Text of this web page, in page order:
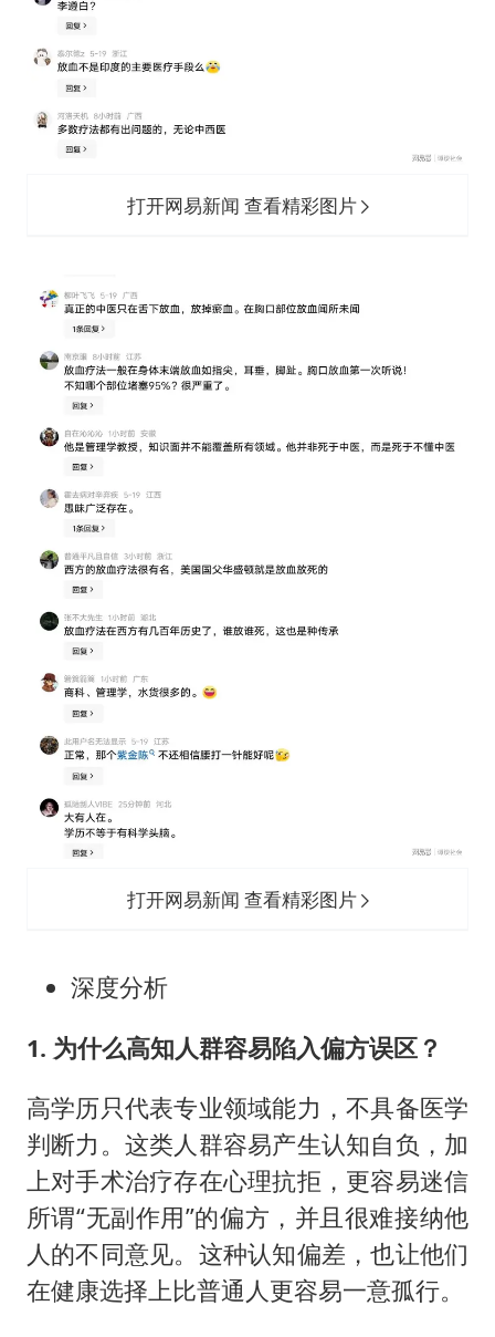
打开网易新闻 查看精彩图片
打开网易新闻 查看精彩图片
深度分析
1. 为什么高知人群容易陷入偏方误区？
高学历只代表专业领域能力，不具备医学
判断力。这类人群容易产生认知自负，加
上对手术治疗存在心理抗拒，更容易迷信
所谓“无副作用”的偏方，并且很难接纳他
人的不同意见。这种认知偏差，也让他们
在健康选择上比普通人更容易一意孤行。